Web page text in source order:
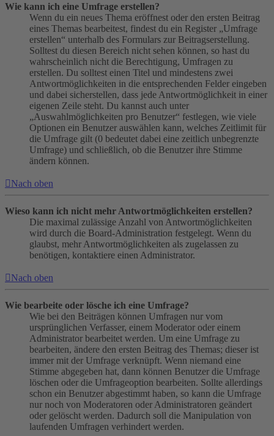
Wie kann ich eine Umfrage erstellen?
Wenn du ein neues Thema eröffnest oder den ersten Beitrag
eines Themas bearbeitest, findest du ein Register „Umfrage
erstellen“ unterhalb des Formulars zur Beitragserstellung.
Solltest du diesen Bereich nicht sehen können, so hast du
wahrscheinlich nicht die Berechtigung, Umfragen zu
erstellen. Du solltest einen Titel und mindestens zwei
Antwortmöglichkeiten in die entsprechenden Felder eingeben
und dabei sicherstellen, dass jede Antwortmöglichkeit in einer
eigenen Zeile steht. Du kannst auch unter
„Auswahlmöglichkeiten pro Benutzer“ festlegen, wie viele
Optionen ein Benutzer auswählen kann, welches Zeitlimit für
die Umfrage gilt (0 bedeutet dabei eine zeitlich unbegrenzte
Umfrage) und schließlich, ob die Benutzer ihre Stimme
ändern können.
Nach oben
Wieso kann ich nicht mehr Antwortmöglichkeiten erstellen?
Die maximal zulässige Anzahl von Antwortmöglichkeiten
wird durch die Board-Administration festgelegt. Wenn du
glaubst, mehr Antwortmöglichkeiten als zugelassen zu
benötigen, kontaktiere einen Administrator.
Nach oben
Wie bearbeite oder lösche ich eine Umfrage?
Wie bei den Beiträgen können Umfragen nur vom
ursprünglichen Verfasser, einem Moderator oder einem
Administrator bearbeitet werden. Um eine Umfrage zu
bearbeiten, ändere den ersten Beitrag des Themas; dieser ist
immer mit der Umfrage verknüpft. Wenn niemand eine
Stimme abgegeben hat, dann können Benutzer die Umfrage
löschen oder die Umfrageoption bearbeiten. Sollte allerdings
schon ein Benutzer abgestimmt haben, so kann die Umfrage
nur noch von Moderatoren oder Administratoren geändert
oder gelöscht werden. Dadurch soll die Manipulation von
laufenden Umfragen verhindert werden.